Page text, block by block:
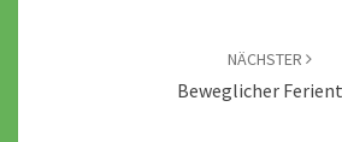
NÄCHSTER
Beweglicher